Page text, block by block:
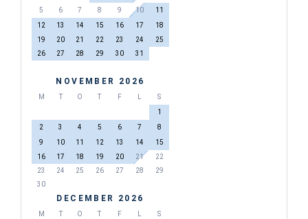
5
6 7 8 9 10
11
12
13 14 15 16 17
18
19
20 21 22 23 24
25
26
27 28 29 30 31
NOVEMBER 2026
M O F L
S
1
2
3 4 5 6 7
8
9
10 11 12 13 14
15
16
17 18 19 20 21
22
23
24 25 26 27 28
29
30
DECEMBER 2026
M O F L
S